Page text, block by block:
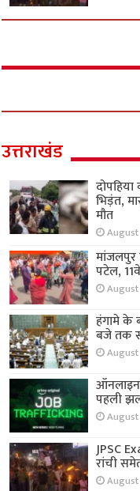
उत्तराखंड
भिड़ंत,
मौत
August
मांजलपुर
पटेल,
August
हंगामे के
बजे तक
August
ऑनलाइन
पहली
August
JPSC
रांची
August